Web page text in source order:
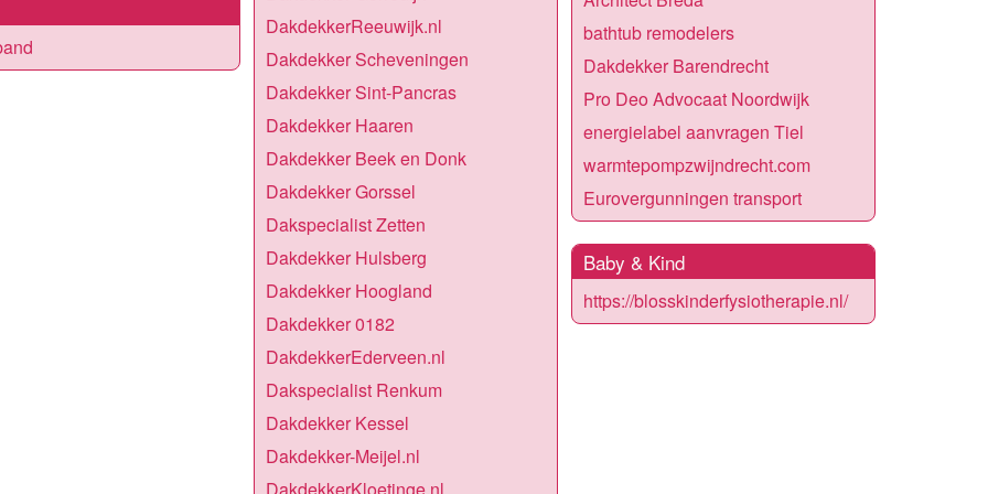
DakdekkerReeuwijk.nl
Dakdekker Scheveningen
Dakdekker Sint-Pancras
Dakdekker Haaren
Dakdekker Beek en Donk
Dakdekker Gorssel
Dakspecialist Zetten
Dakdekker Hulsberg
Dakdekker Hoogland
Dakdekker 0182
DakdekkerEderveen.nl
Dakspecialist Renkum
Dakdekker Kessel
Dakdekker-Meijel.nl
DakdekkerKloetinge.nl
bathtub remodelers
Dakdekker Barendrecht
Pro Deo Advocaat Noordwijk
energielabel aanvragen Tiel
warmtepompzwijndrecht.com
Eurovergunningen transport
Baby & Kind
https://blosskinderfysiotherapie.nl/